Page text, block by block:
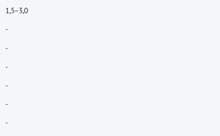
1,5−3,0
-
-
-
-
-
-